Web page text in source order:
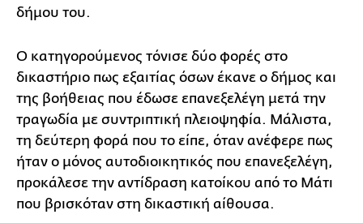
δήμου του.
Ο κατηγορούμενος τόνισε δύο φορές στο
δικαστήριο πως εξαιτίας όσων έκανε ο δήμος και
της βοήθειας που έδωσε επανεξελέγη μετά την
τραγωδία με συντριπτική πλειοψηφία. Μάλιστα,
τη δεύτερη φορά που το είπε, όταν ανέφερε πως
ήταν ο μόνος αυτοδιοικητικός που επανεξελέγη,
προκάλεσε την αντίδραση κατοίκου από το Μάτι
που βρισκόταν στη δικαστική αίθουσα.